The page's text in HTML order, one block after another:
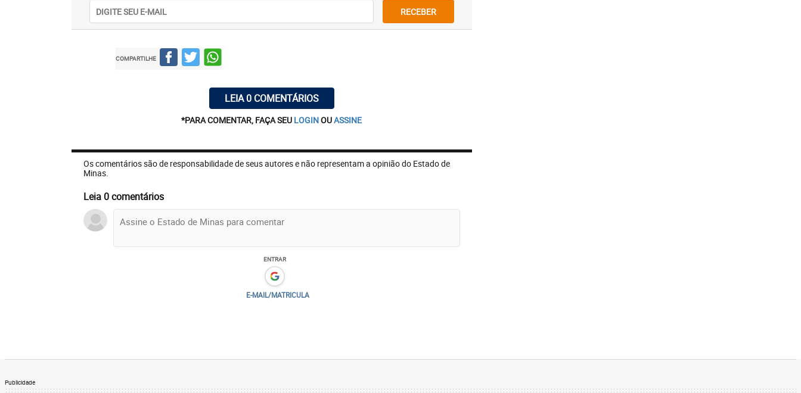
RECEBER
COMPARTILHE
LEIA 0 COMENTÁRIOS
*PARA COMENTAR, FAÇA SEU LOGINOUASSINE
Os comentários são de responsabilidade de seus autores e não representam a opinião do Estado de
Minas.
Leia 0 comentários
ENTRAR
E-MAIL/MATRICULA
Publicidade